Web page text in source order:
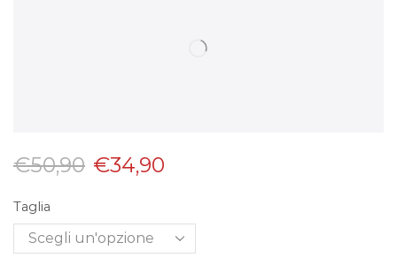
€50,90 €34,90
Taglia